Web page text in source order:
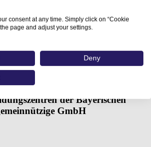
in
Unreal Engine,
der Bayerischen
GmbH
consent at any time. Simply click on “Cookie
page and adjust your settings.
Deny